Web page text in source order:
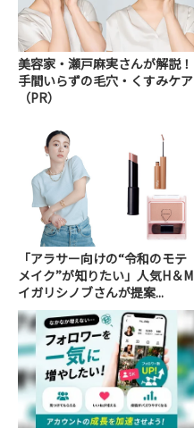
美容家・瀬戸麻実さんが解説！
手間いらずの毛穴・くすみケア
（PR）
「アラサー向けの“令和のモテ
メイク”が知りたい」人気H＆M
イガリシノブさんが提案...